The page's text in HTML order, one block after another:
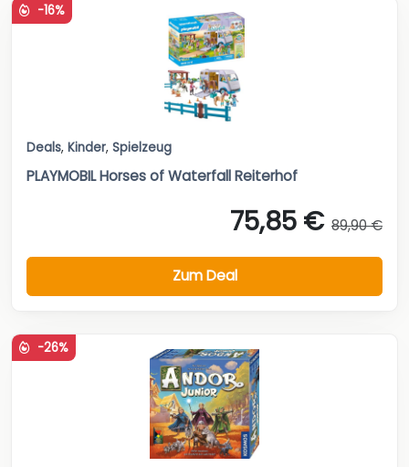
-16%
Deals, Kinder, Spielzeug
PLAYMOBIL Horses of Waterfall Reiterhof
75,85 € 89,90 €
Zum Deal
-26%